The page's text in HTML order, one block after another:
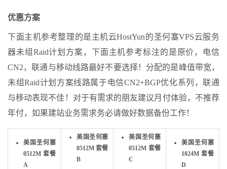
优惠方案
下面主机参考整理的是主机云HostYun的圣何塞VPS云服务
器未组Raid计划方案，下面主机参考标注的是原价，电信
CN2，联通与移动线路最好不要选择！分配的是峰值带宽，
未组Raid计划方案线路属于电信CN2+BGP优化系列，联通
与移动表现不佳！对于有需求的朋友建议月付体验，不推荐
年付，如果建站业务需求务必请做好数据备份工作！
美国圣何塞
0512M 套餐
A
美国圣何塞
0512M 套餐
B
美国圣何塞
0512M 套餐
C
美国圣何塞
1024M 套餐
D